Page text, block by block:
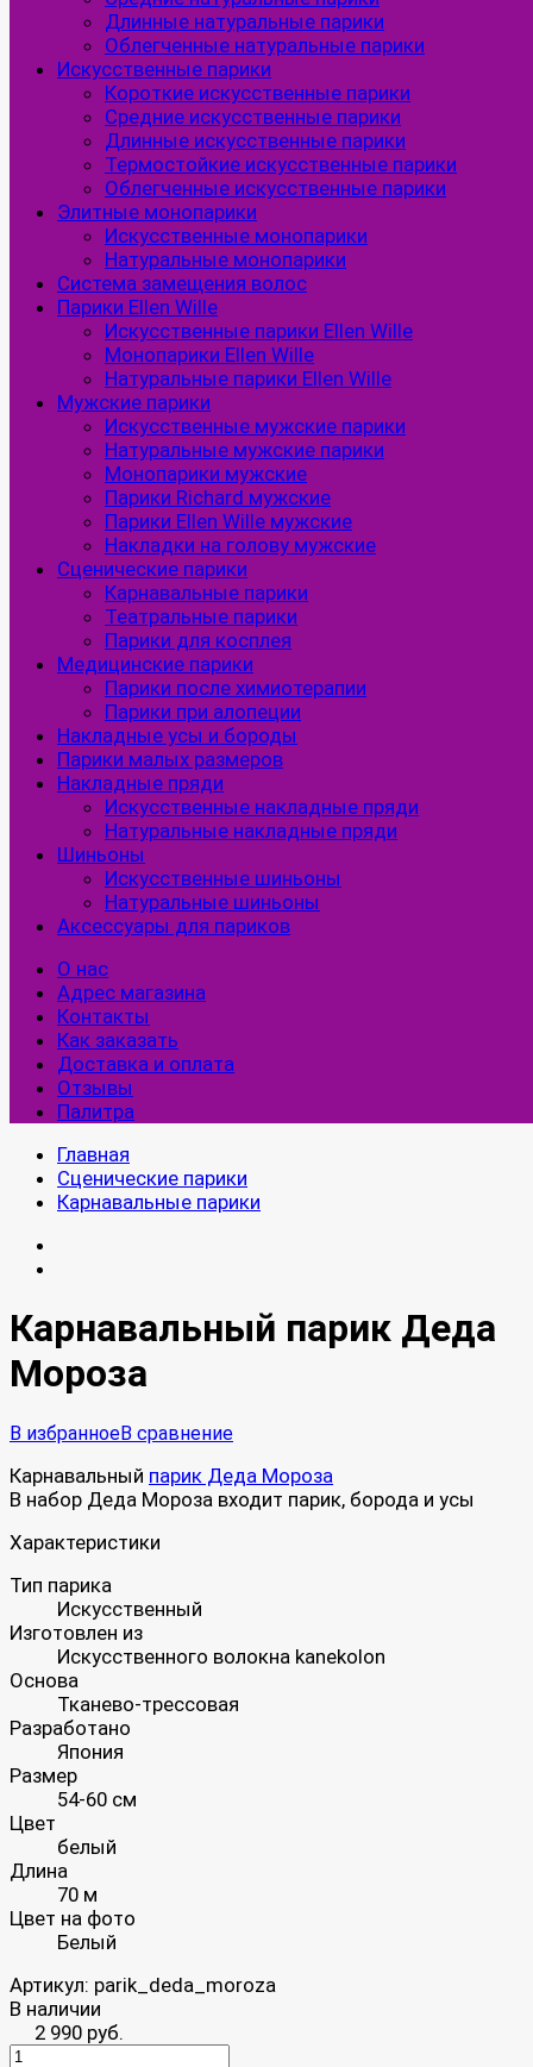
Длинные натуральные парики
Облегченные натуральные парики
Искусственные парики
Короткие искусственные парики
Средние искусственные парики
Длинные искусственные парики
Термостойкие искусственные парики
Облегченные искусственные парики
Элитные монопарики
Искусственные монопарики
Натуральные монопарики
Система замещения волос
Парики Ellen Wille
Искусственные парики Ellen Wille
Монопарики Ellen Wille
Натуральные парики Ellen Wille
Мужские парики
Искусственные мужские парики
Натуральные мужские парики
Монопарики мужские
Парики Richard мужские
Парики Ellen Wille мужские
Накладки на голову мужские
Сценические парики
Карнавальные парики
Театральные парики
Парики для косплея
Медицинские парики
Парики после химиотерапии
Парики при алопеции
Накладные усы и бороды
Парики малых размеров
Накладные пряди
Искусственные накладные пряди
Натуральные накладные пряди
Шиньоны
Искусственные шиньоны
Натуральные шиньоны
Аксессуары для париков
О нас
Адрес магазина
Контакты
Как заказать
Доставка и оплата
Отзывы
Палитра
Главная
Сценические парики
Карнавальные парики
Карнавальный парик Деда
Мороза
В избранноеВ сравнение
Карнавальный парик Деда Мороза
В набор Деда Мороза входит парик, борода и усы
Характеристики
Тип парика
Искусственный
Изготовлен из
Искусственного волокна kanekolon
Основа
Тканево-трессовая
Разработано
Япония
Размер
54-60 см
Цвет
белый
Длина
70 м
Цвет на фото
Белый
Артикул: parik_deda_moroza
В наличии
2 990 руб.